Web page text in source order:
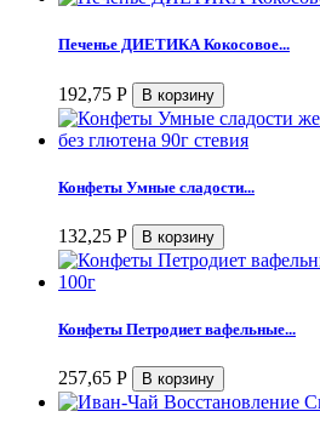
Печенье ДИЕТИКА Кокосовое...
192,75 Р
Конфеты Умные сладости...
132,25 Р
Конфеты Петродиет вафельные...
257,65 Р